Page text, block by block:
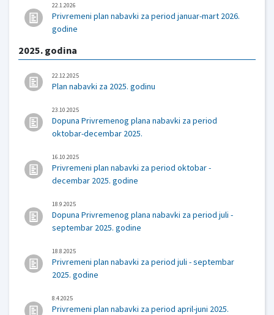
22.1.2026
Privremeni plan nabavki za period januar-mart 2026.
godine
2025. godina
22.12.2025
Plan nabavki za 2025. godinu
23.10.2025
Dopuna Privremenog plana nabavki za period
oktobar-decembar 2025.
16.10.2025
Privremeni plan nabavki za period oktobar -
decembar 2025. godine
18.9.2025
Dopuna Privremenog plana nabavki za period juli -
septembar 2025. godine
18.8.2025
Privremeni plan nabavki za period juli - septembar
2025. godine
8.4.2025
Privremeni plan nabavki za period april-juni 2025.